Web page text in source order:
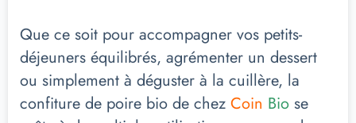
Que ce soit pour accompagner vos petits-
déjeuners équilibrés, agrémenter un dessert
ou simplement à déguster à la cuillère, la
confiture de poire bio de chez Coin Bio se